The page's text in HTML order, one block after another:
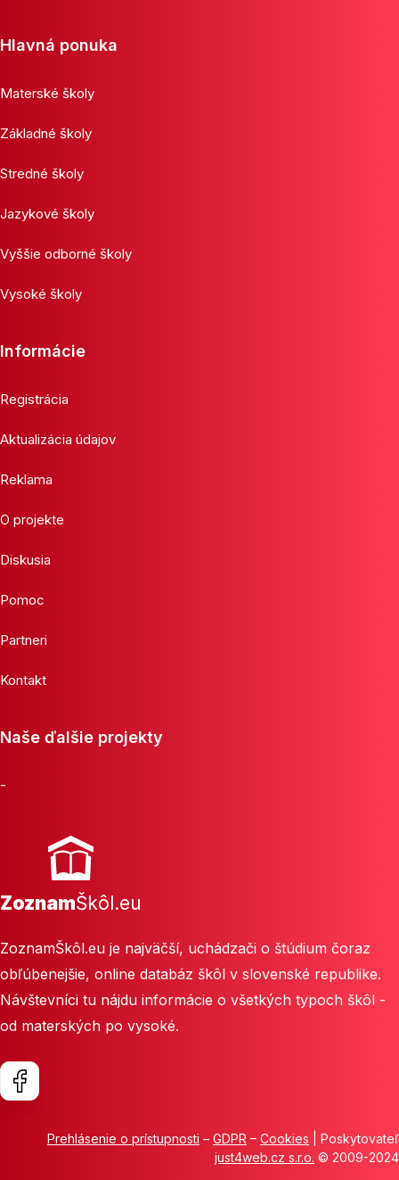
Hlavná ponuka
Materské školy
Základné školy
Stredné školy
Jazykové školy
Vyššie odborné školy
Vysoké školy
Informácie
Registrácia
Aktualizácia údajov
Reklama
O projekte
Diskusia
Pomoc
Partneri
Kontakt
Naše ďalšie projekty
-
ZoznamŠkôl.eu
ZoznamŠkôl.eu je najväčší, uchádzači o štúdium čoraz
obľúbenejšie, online databáz škôl v slovenské republike.
Návštevníci tu nájdu informácie o všetkých typoch škôl -
od materských po vysoké.
Prehlásenie o prístupnosti – GDPR – Cookies | Poskytovateľ
just4web.cz s.r.o. © 2009-2024